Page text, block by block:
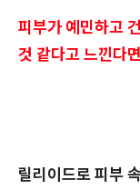
피부가 예민하고
것 같다고 느낀다면
릴리이드로 피부